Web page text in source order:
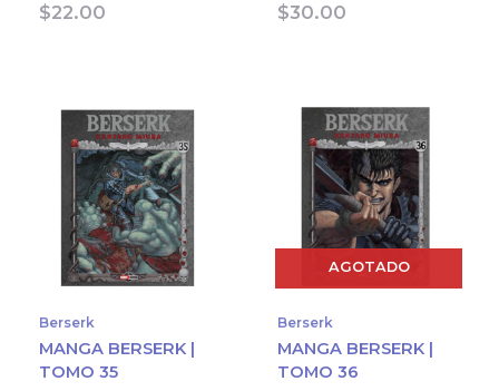
$22.00 $30.00
Berserk
MANGA BERSERK |
TOMO 35
AGOTADO
Berserk
MANGA BERSERK |
TOMO 36